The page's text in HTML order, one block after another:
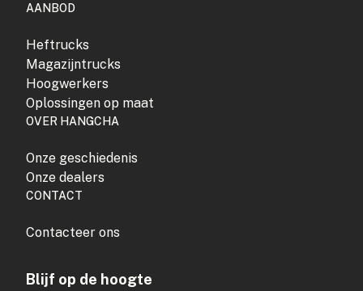
AANBOD
Heftrucks
Magazijntrucks
Hoogwerkers
Oplossingen op maat
OVER HANGCHA
Onze geschiedenis
Onze dealers
CONTACT
Contacteer ons
Blijf op de hoogte